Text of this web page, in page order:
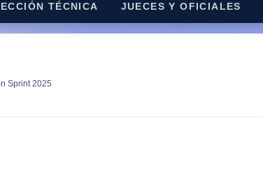
TÉCNICA JUECES Y OFICIALES
Sprint 2025